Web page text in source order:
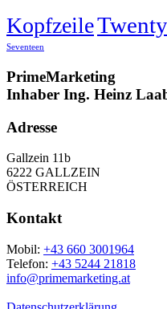
Kopfzeile
Seventeen
PrimeMarketing
Inhaber Ing. Heinz
Adresse
Gallzein 11b
6222 GALLZEIN
ÖSTERREICH
Kontakt
Mobil: +43 660 3001964
Telefon: +43 5244 21818
info@primemarketing.at